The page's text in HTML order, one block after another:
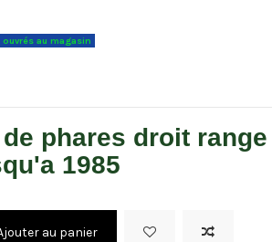
au magasin
phares droit
1985
au panier